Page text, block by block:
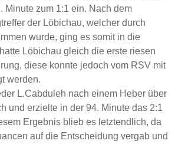
Minute zum 1:1 ein. Nach dem
der Löbichau, welcher durch
wurde, ging es somit in die
Löbichau gleich die erste riesen
diese konnte jedoch vom RSV mit
werden.
L.Cabduleh nach einem Heber über
und erzielte in der 94. Minute das 2:1
Ergebnis blieb es letztendlich, da
auf die Entscheidung vergab und